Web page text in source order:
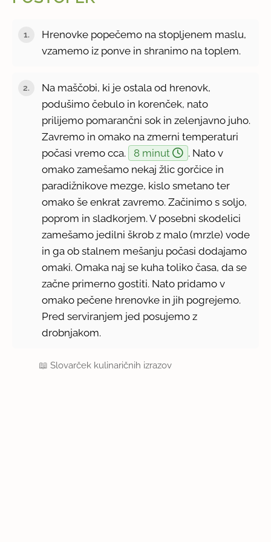
Hrenovke popečemo na stopljenem maslu,
vzamemo iz ponve in shranimo na toplem.
Na maščobi, ki je ostala od hrenovk,
podušimo čebulo in korenček, nato
prilijemo pomarančni sok in zelenjavno juho.
Zavremo in omako na zmerni temperaturi
počasi vremo cca.
8 minut
. Nato v
omako zamešamo nekaj žlic gorčice in
paradižnikove mezge, kislo smetano ter
omako še enkrat zavremo. Začinimo s soljo,
poprom in sladkorjem. V posebni skodelici
zamešamo jedilni škrob z malo (mrzle) vode
in ga ob stalnem mešanju počasi dodajamo
omaki. Omaka naj se kuha toliko časa, da se
začne primerno gostiti. Nato pridamo v
omako pečene hrenovke in jih pogrejemo.
Pred serviranjem jed posujemo z
drobnjakom.
📖Slovarček kulinaričnih izrazov